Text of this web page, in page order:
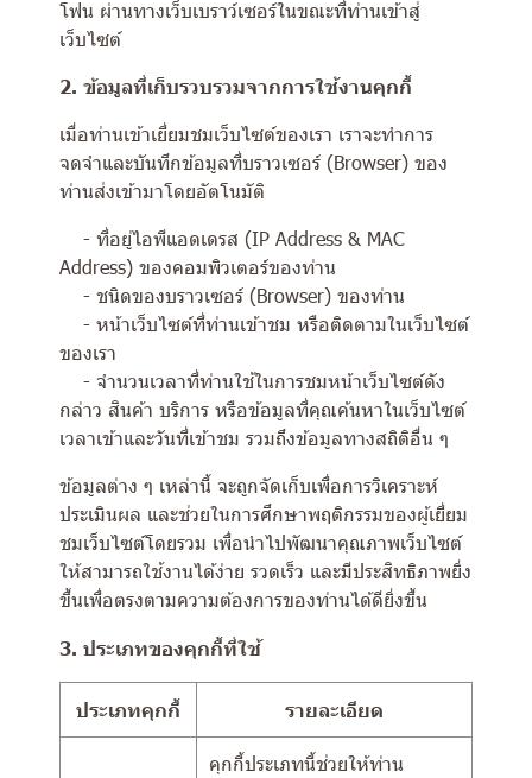
โฟน ผ่านทางเว็บเบราว์เซอร์ในขณะที่ท่านเข้าสู่
เว็บไซต์
2. ข้อมูลที่เก็บรวบรวมจากการใช้งานคุกกี้
เมื่อท่านเข้าเยี่ยมชมเว็บไซต์ของเรา เราจะทำการ
จดจำและบันทึกข้อมูลที่บราวเซอร์ (Browser) ของ
ท่านส่งเข้ามาโดยอัตโนมัติ
- ที่อยู่ไอพีแอดเดรส (IP Address & MAC
Address) ของคอมพิวเตอร์ของท่าน
- ชนิดของบราวเซอร์ (Browser) ของท่าน
- หน้าเว็บไซต์ที่ท่านเข้าชม หรือติดตามในเว็บไซต์
ของเรา
- จำนวนเวลาที่ท่านใช้ในการชมหน้าเว็บไซต์ดัง
กล่าว สินค้า บริการ หรือข้อมูลที่คุณค้นหาในเว็บไซต์
เวลาเข้าและวันที่เข้าชม รวมถึงข้อมูลทางสถิติอื่น ๆ
ข้อมูลต่าง ๆ เหล่านี้ จะถูกจัดเก็บเพื่อการวิเคราะห์
ประเมินผล และช่วยในการศึกษาพฤติกรรมของผู้เยี่ยม
ชมเว็บไซต์โดยรวม เพื่อนำไปพัฒนาคุณภาพเว็บไซต์
ให้สามารถใช้งานได้ง่าย รวดเร็ว และมีประสิทธิภาพยิ่ง
ขึ้นเพื่อตรงตามความต้องการของท่านได้ดียิ่งขึ้น
3. ประเภทของคุกกี้ที่ใช้
ประเภทคุกกี้ รายละเอียด
คุกกี้ประเภทนี้ช่วยให้ท่าน